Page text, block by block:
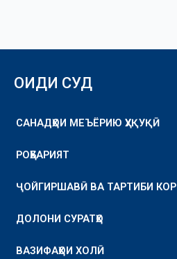
ОИДИ СУД
САНАДҲОИ МЕЪЁРИЮ ҲУҚУҚӢ
РОҲБАРИЯТ
ҶОЙГИРШАВӢ ВА ТАРТИБИ КОР
ДОЛОНИ СУРАТҲО
ВАЗИФАҲОИ ХОЛӢ